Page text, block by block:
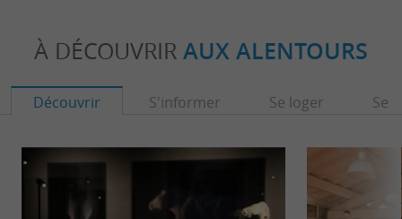
À DÉCOUVRIR AUX ALENTOURS
Découvrir S'informer Se loger Se